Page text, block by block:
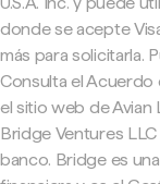
donde se acepte
más para solicitarla.
Consulta el Acuerdo
el sitio web de Avian
Bridge Ventures
banco. Bridge es